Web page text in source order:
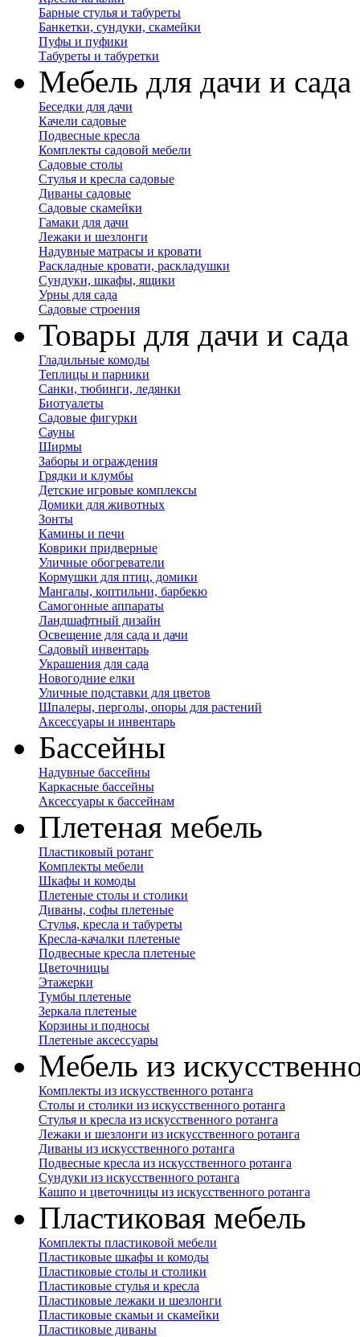
Барные стулья и табуреты
Банкетки, сундуки, скамейки
Пуфы и пуфики
Табуреты и табуретки
Мебель для дачи и сада
Беседки для дачи
Качели садовые
Подвесные кресла
Комплекты садовой мебели
Садовые столы
Стулья и кресла садовые
Диваны садовые
Садовые скамейки
Гамаки для дачи
Лежаки и шезлонги
Надувные матрасы и кровати
Раскладные кровати, раскладушки
Сундуки, шкафы, ящики
Урны для сада
Садовые строения
Товары для дачи и сада
Гладильные комоды
Теплицы и парники
Санки, тюбинги, ледянки
Биотуалеты
Садовые фигурки
Сауны
Ширмы
Заборы и ограждения
Грядки и клумбы
Детские игровые комплексы
Домики для животных
Зонты
Камины и печи
Коврики придверные
Уличные обогреватели
Кормушки для птиц, домики
Мангалы, коптильни, барбекю
Самогонные аппараты
Ландшафтный дизайн
Освещение для сада и дачи
Садовый инвентарь
Украшения для сада
Новогодние елки
Уличные подставки для цветов
Шпалеры, перголы, опоры для растений
Аксессуары и инвентарь
Бассейны
Надувные бассейны
Каркасные бассейны
Аксессуары к бассейнам
Плетеная мебель
Пластиковый ротанг
Комплекты мебели
Шкафы и комоды
Плетеные столы и столики
Диваны, софы плетеные
Стулья, кресла и табуреты
Кресла-качалки плетеные
Подвесные кресла плетеные
Цветочницы
Этажерки
Тумбы плетеные
Зеркала плетеные
Корзины и подносы
Плетеные аксессуары
Мебель из
Комплекты из искусственного ротанга
Столы и столики из искусственного ротанга
Стулья и кресла из искусственного ротанга
Лежаки и шезлонги из искусственного ротанга
Диваны из искусственного ротанга
Подвесные кресла из искусственного ротанга
Сундуки из искусственного ротанга
Кашпо и цветочницы из искусственного ротанга
Пластиковая мебель
Комплекты пластиковой мебели
Пластиковые шкафы и комоды
Пластиковые столы и столики
Пластиковые стулья и кресла
Пластиковые лежаки и шезлонги
Пластиковые скамьи и скамейки
Пластиковые диваны